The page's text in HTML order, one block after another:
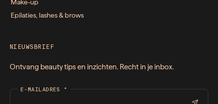
Make-up
Epilaties, lashes & brows
NIEUWSBRIEF
Ontvang beauty tips en inzichten. Recht in je inbox.
E-MAILADRES *